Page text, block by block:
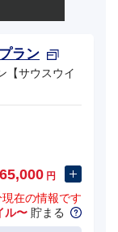
ラン
サウスウイ
円
現在の情報です
ル〜 貯まる